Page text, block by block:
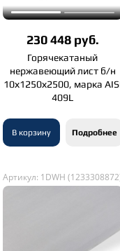
230 448 руб.
Горячекатаный
нержавеющий лист б/н
10х1250х2500, марка
409L
В корзину Подробнее
Артикул: 1DWH